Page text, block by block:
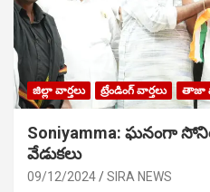
జిల్లా వార్తలు ట్రేండింగ్ వార్తలు తాజా
Soniyamma: ఘ‌నంగా
వేడుక‌లు
09/12/2024 SIRA NEWS